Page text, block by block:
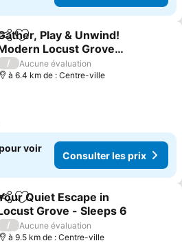
Ajouter à mes favoris
Play & Unwind!
Locust Grove
/
Aucune évaluation
à 6.4 km de : Centre-ville
voir
Consulter les prix
PartagerAjouter à mes favoris
Quiet Escape in
Grove - Sleeps 6
/
Aucune évaluation
à 9.5 km de : Centre-ville